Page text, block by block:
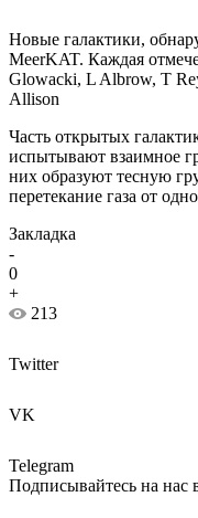
Новые галактики,
MeerKAT. Каждая
Glowacki, L Albrow, T
Allison
Часть открытых
испытывают взаимное
них образуют тесную
перетекание газа от
Закладка
-
0
+
213
Twitter
VK
Telegram
Подписывайтесь на нас